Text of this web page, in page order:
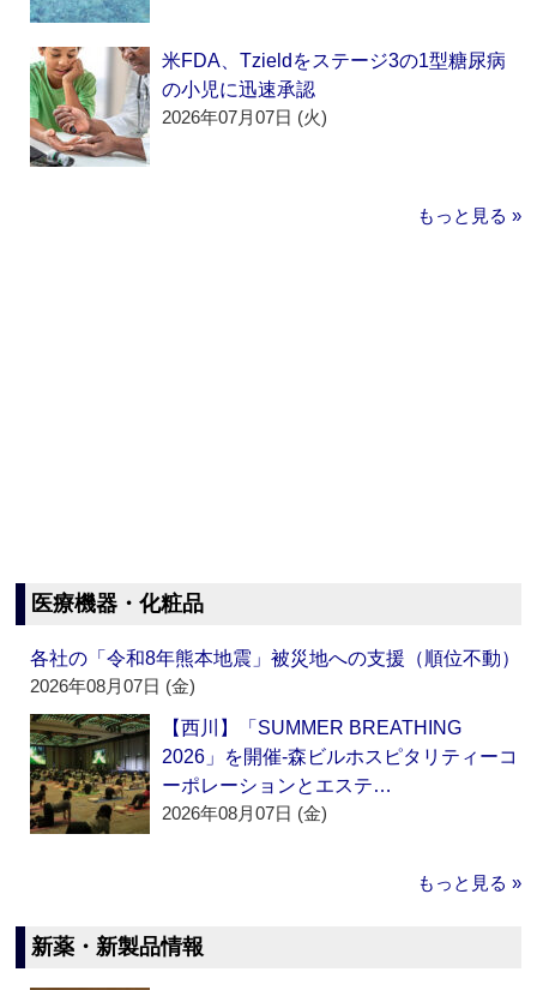
米FDA、Tzieldをステージ3の1型糖尿病
の小児に迅速承認
2026年07月07日 (火)
もっと見る »
医療機器・化粧品
各社の「令和8年熊本地震」被災地への支援（順位不動）
2026年08月07日 (金)
【西川】「SUMMER BREATHING
2026」を開催‐森ビルホスピタリティーコ
ーポレーションとエステ…
2026年08月07日 (金)
もっと見る »
新薬・新製品情報